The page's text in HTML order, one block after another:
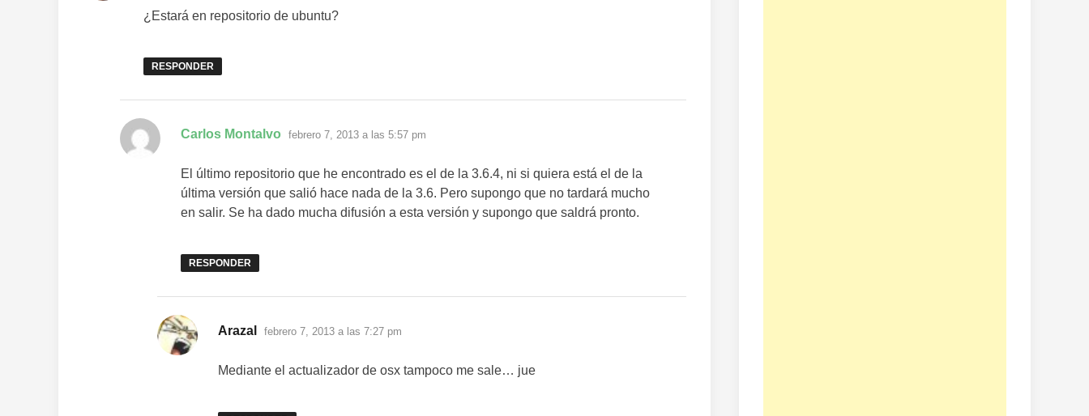
¿Estará en repositorio de ubuntu?
RESPONDER
Carlos Montalvo dice:
febrero 7, 2013 a las 5:57 pm
El último repositorio que he encontrado es el de la 3.6.4, ni si quiera está el de la
última versión que salió hace nada de la 3.6. Pero supongo que no tardará mucho
en salir. Se ha dado mucha difusión a esta versión y supongo que saldrá pronto.
RESPONDER
Arazal dice:
febrero 7, 2013 a las 7:27 pm
Mediante el actualizador de osx tampoco me sale… jue